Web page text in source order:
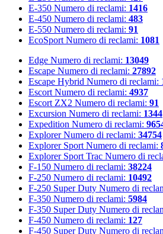
E-350 Numero di reclami: 1416
E-450 Numero di reclami: 483
E-550 Numero di reclami: 91
EcoSport Numero di reclami: 1081
Edge Numero di reclami: 13049
Escape Numero di reclami: 27892
Escape Hybrid Numero di reclami:
Escort Numero di reclami: 4937
Escort ZX2 Numero di reclami: 91
Excursion Numero di reclami: 1344
Expedition Numero di reclami:
Explorer Numero di reclami: 34754
Explorer Sport Numero di reclami:
Explorer Sport Trac Numero di
F-150 Numero di reclami: 38224
F-250 Numero di reclami: 10492
F-250 Super Duty Numero di
F-350 Numero di reclami: 5984
F-350 Super Duty Numero di
F-450 Numero di reclami: 127
F-450 Super Duty Numero di